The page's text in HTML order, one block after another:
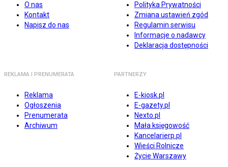
O nas
Kontakt
Napisz do nas
Polityka Prywatności
Zmiana ustawień zgód
Regulamin serwisu
Informacje o nadawcy
Deklaracja dostępności
REKLAMA I PRENUMERATA
Reklama
Ogłoszenia
Prenumerata
Archiwum
PARTNERZY
E-kiosk.pl
E-gazety.pl
Nexto.pl
Mała księgowość
Kancelarierp.pl
Wieści Rolnicze
Życie Warszawy